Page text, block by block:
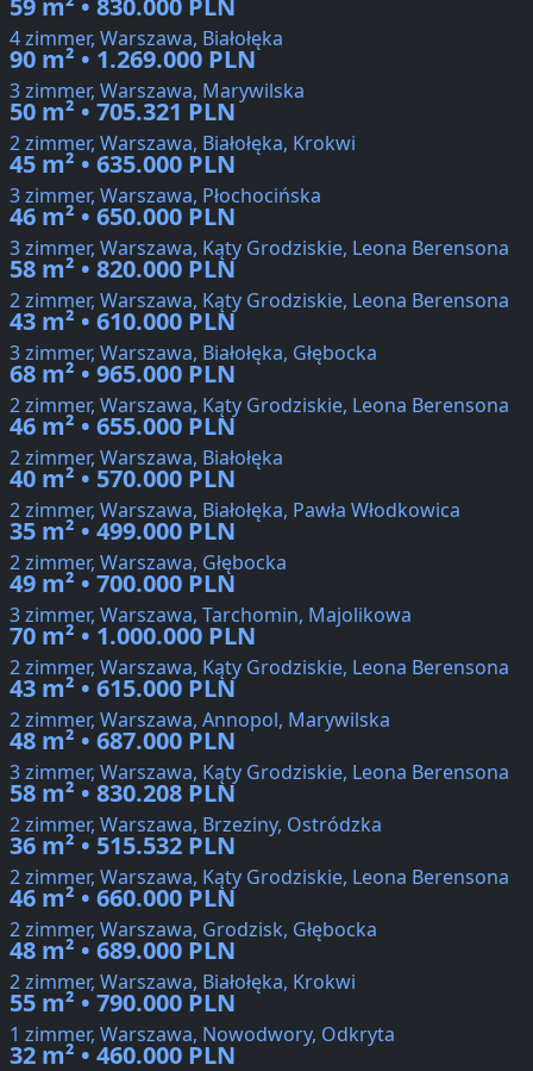
59 m² • 830.000 PLN
4 zimmer, Warszawa, Białołęka
90 m² • 1.269.000 PLN
3 zimmer, Warszawa, Marywilska
50 m² • 705.321 PLN
2 zimmer, Warszawa, Białołęka, Krokwi
45 m² • 635.000 PLN
3 zimmer, Warszawa, Płochocińska
46 m² • 650.000 PLN
3 zimmer, Warszawa, Kąty Grodziskie, Leona Berensona
58 m² • 820.000 PLN
2 zimmer, Warszawa, Kąty Grodziskie, Leona Berensona
43 m² • 610.000 PLN
3 zimmer, Warszawa, Białołęka, Głębocka
68 m² • 965.000 PLN
2 zimmer, Warszawa, Kąty Grodziskie, Leona Berensona
46 m² • 655.000 PLN
2 zimmer, Warszawa, Białołęka
40 m² • 570.000 PLN
2 zimmer, Warszawa, Białołęka, Pawła Włodkowica
35 m² • 499.000 PLN
2 zimmer, Warszawa, Głębocka
49 m² • 700.000 PLN
3 zimmer, Warszawa, Tarchomin, Majolikowa
70 m² • 1.000.000 PLN
2 zimmer, Warszawa, Kąty Grodziskie, Leona Berensona
43 m² • 615.000 PLN
2 zimmer, Warszawa, Annopol, Marywilska
48 m² • 687.000 PLN
3 zimmer, Warszawa, Kąty Grodziskie, Leona Berensona
58 m² • 830.208 PLN
2 zimmer, Warszawa, Brzeziny, Ostródzka
36 m² • 515.532 PLN
2 zimmer, Warszawa, Kąty Grodziskie, Leona Berensona
46 m² • 660.000 PLN
2 zimmer, Warszawa, Grodzisk, Głębocka
48 m² • 689.000 PLN
2 zimmer, Warszawa, Białołęka, Krokwi
55 m² • 790.000 PLN
1 zimmer, Warszawa, Nowodwory, Odkryta
32 m² • 460.000 PLN